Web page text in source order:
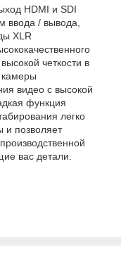
HDMI и SDI
ввода / вывода,
XLR
четкости в
камеры
видео с высокой
функция
легко
и позволяет
вас детали.